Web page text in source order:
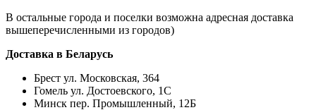
В остальные города и поселки возможна адресная доставка
вышеперечисленными из городов)
Доставка в Беларусь
Брест ул. Московская, 364
Гомель ул. Достоевского, 1С
Минск пер. Промышленный, 12Б